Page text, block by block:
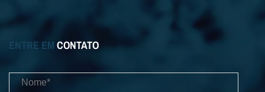
ENTRE EM CONTATO